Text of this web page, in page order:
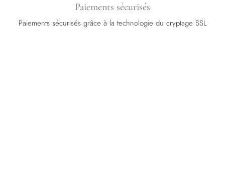
Paiements sécurisés
Paiements sécurisés grâce à la technologie du cryptage SSL